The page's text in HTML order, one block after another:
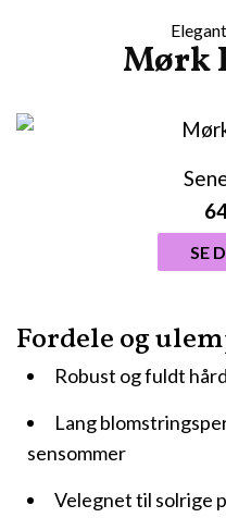
Mørk
Fordele og
Robust og fuldt
Lang
sensommer
Velegnet til solrige
SE